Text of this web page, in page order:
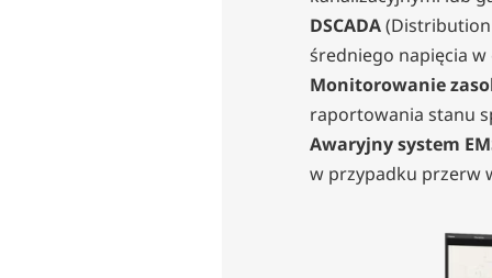
DSCADA(
średniego napięcia
Monitorowanie
raportowania stanu
Awaryjny system
w przypadku przerw